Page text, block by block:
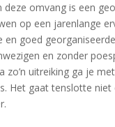
deze omvang is een
op een jarenlange
en goed
en zonder
zo’n uitreiking ga je
Het gaat tenslotte